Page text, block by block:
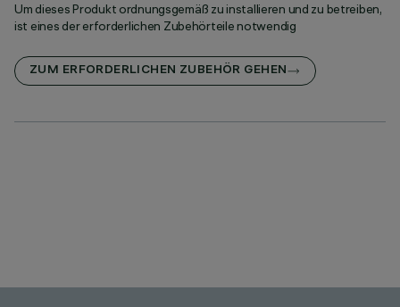
Um dieses Produkt ordnungsgemäß zu installieren und zu betreiben,
ist eines der erforderlichen Zubehörteile notwendig
ZUM ERFORDERLICHEN ZUBEHÖR GEHEN